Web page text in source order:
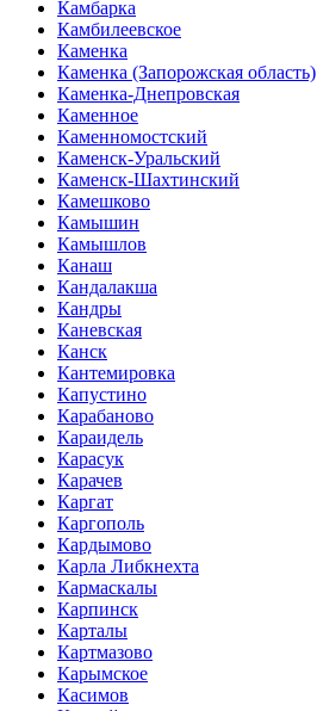
Камбарка
Камбилеевское
Каменка
Каменка (Запорожская область)
Каменка-Днепровская
Каменное
Каменномостский
Каменск-Уральский
Каменск-Шахтинский
Камешково
Камышин
Камышлов
Канаш
Кандалакша
Кандры
Каневская
Канск
Кантемировка
Капустино
Карабаново
Караидель
Карасук
Карачев
Каргат
Каргополь
Кардымово
Карла Либкнехта
Кармаскалы
Карпинск
Карталы
Картмазово
Карымское
Касимов